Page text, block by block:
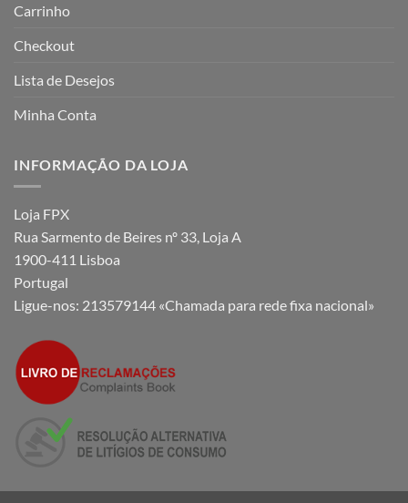
Carrinho
Checkout
Lista de Desejos
Minha Conta
INFORMAÇÃO DA LOJA
Loja FPX
Rua Sarmento de Beires nº 33, Loja A
1900-411 Lisboa
Portugal
Ligue-nos: 213579144 «Chamada para rede fixa nacional»